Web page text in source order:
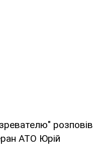
розповів
АТО Юрій